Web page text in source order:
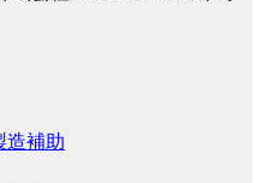
造補助